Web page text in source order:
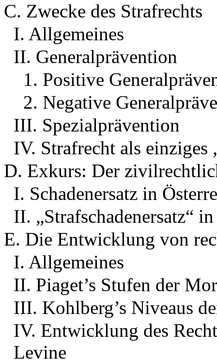
C. Zwecke des Strafrechts
I. Allgemeines
II. Generalprävention
1. Positive
2. Negative
III. Spezialprävention
IV. Strafrecht als einziges
D. Exkurs: Der
I. Schadenersatz in
II. „Strafschadenersatz“
E. Die Entwicklung von
I. Allgemeines
II. Piaget’s Stufen der
III. Kohlberg’s Niveaus
IV. Entwicklung des
Levine